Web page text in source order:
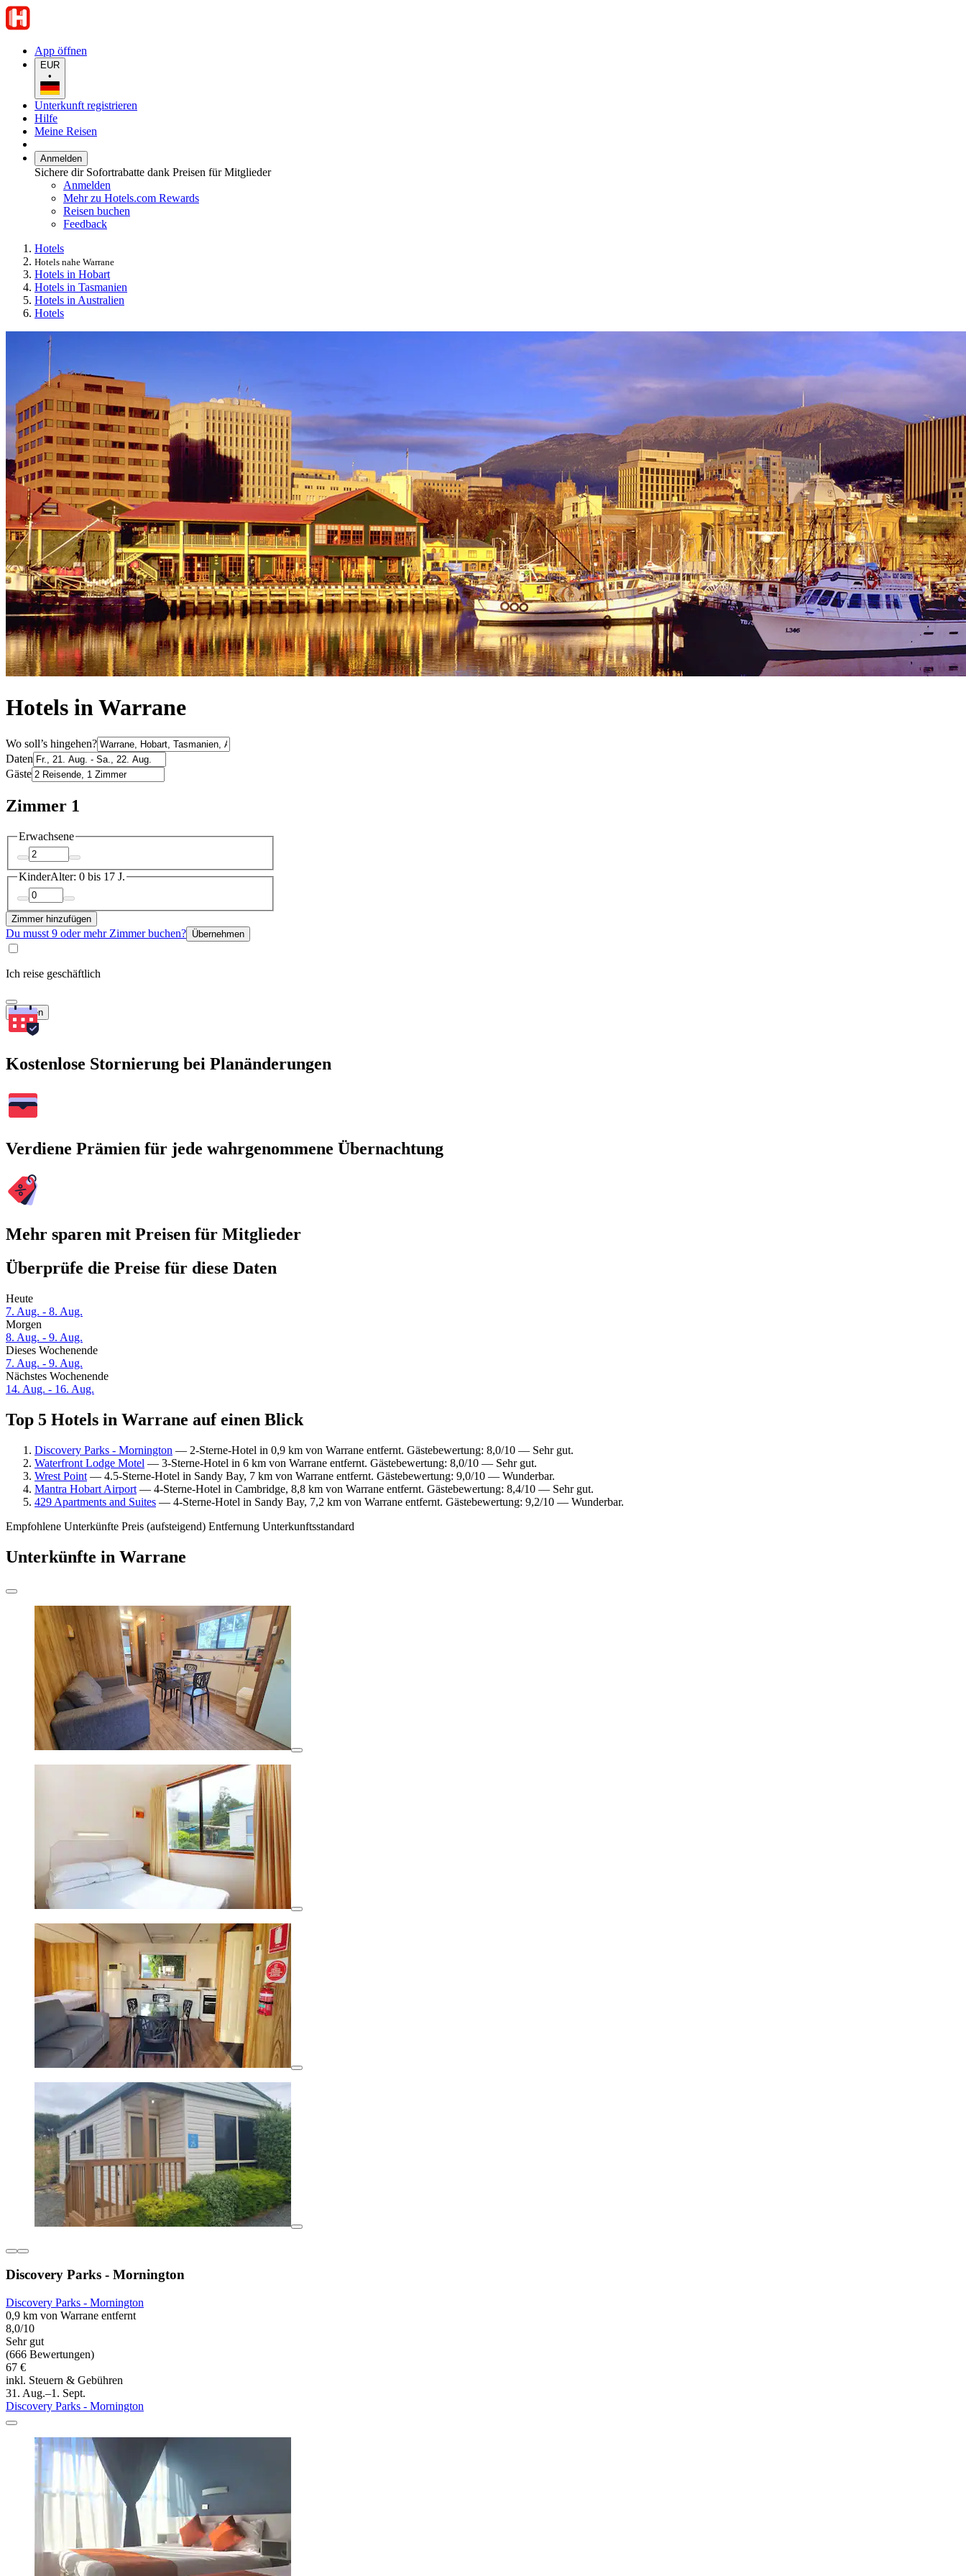
App öffnen
EUR
•
Unterkunft registrieren
Hilfe
Meine Reisen
Anmelden
Sichere dir Sofortrabatte dank Preisen für Mitglieder
Anmelden
Mehr zu Hotels.com Rewards
Reisen buchen
Feedback
Hotels
Hotels nahe Warrane
Hotels in Hobart
Hotels in Tasmanien
Hotels in Australien
Hotels
Hotels in Warrane
Wo soll’s hingehen?
Daten
Gäste
Zimmer 1
Erwachsene
KinderAlter: 0 bis 17 J.
Zimmer hinzufügen
Du musst 9 oder mehr Zimmer buchen? Übernehmen
Ich reise geschäftlich
Suchen
Kostenlose Stornierung bei Planänderungen
Verdiene Prämien für jede wahrgenommene Übernachtung
Mehr sparen mit Preisen für Mitglieder
Überprüfe die Preise für diese Daten
Heute
7. Aug. - 8. Aug.
Morgen
8. Aug. - 9. Aug.
Dieses Wochenende
7. Aug. - 9. Aug.
Nächstes Wochenende
14. Aug. - 16. Aug.
Top 5 Hotels in Warrane auf einen Blick
Discovery Parks - Mornington — 2-Sterne-Hotel in 0,9 km von Warrane entfernt. Gästebewertung: 8,0/10 — Sehr gut.
Waterfront Lodge Motel — 3-Sterne-Hotel in 6 km von Warrane entfernt. Gästebewertung: 8,0/10 — Sehr gut.
Wrest Point — 4.5-Sterne-Hotel in Sandy Bay, 7 km von Warrane entfernt. Gästebewertung: 9,0/10 — Wunderbar.
Mantra Hobart Airport — 4-Sterne-Hotel in Cambridge, 8,8 km von Warrane entfernt. Gästebewertung: 8,4/10 — Sehr gut.
429 Apartments and Suites — 4-Sterne-Hotel in Sandy Bay, 7,2 km von Warrane entfernt. Gästebewertung: 9,2/10 — Wunderbar.
Empfohlene Unterkünfte Preis (aufsteigend) Entfernung Unterkunftsstandard
Unterkünfte in Warrane
Discovery Parks - Mornington
Discovery Parks - Mornington
0,9 km von Warrane entfernt
8,0/10
Sehr gut
(666 Bewertungen)
67 €
inkl. Steuern & Gebühren
31. Aug.–1. Sept.
Discovery Parks - Mornington